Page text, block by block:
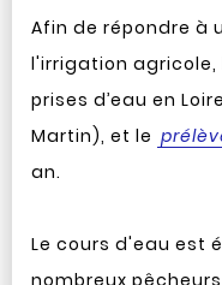
Afin de répondre à
l'irrigation agricole,
prises d’eau en
Martin), et le
an.
Le cours d'eau est
nombreux